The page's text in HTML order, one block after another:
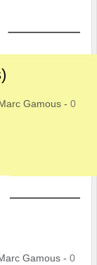
Gamous - 0
Gamous - 0